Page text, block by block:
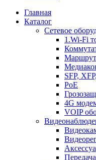
Главная
Каталог
Сетевое
1.Wi-Fi
SFP,
PoE
4G
VOIP